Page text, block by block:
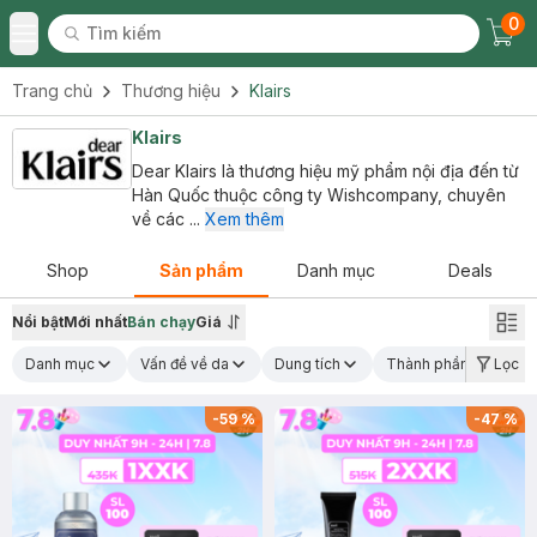
Toggle Menu
Tìm kiếm
Tìm kiếm
0
Trang chủ Thương hiệu Klairs
Klairs
Dear Klairs là thương hiệu mỹ phẩm nội địa đến từ
Hàn Quốc thuộc công ty Wishcompany, chuyên
về các ... Xem thêm
Shop Sản phẩm Danh mục Deals
Nổi bậtMới nhấtBán chạyGiá
Danh mục Vấn đề về da Dung tích Thành phần nổi bật
Lọc
-59% -47%